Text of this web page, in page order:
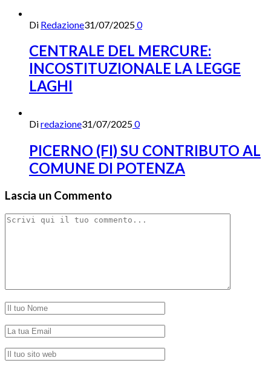
Di Redazione31/07/20250
CENTRALE DEL MERCURE:
INCOSTITUZIONALE LA LEGGE
LAGHI
Diredazione31/07/20250
PICERNO (FI) SU CONTRIBUTO AL
COMUNE DI POTENZA
Lascia un Commento